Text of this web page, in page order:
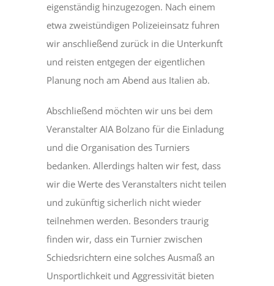
eigenständig hinzugezogen. Nach einem
etwa zweistündigen Polizeieinsatz fuhren
wir anschließend zurück in die Unterkunft
und reisten entgegen der eigentlichen
Planung noch am Abend aus Italien ab.
Abschließend möchten wir uns bei dem
Veranstalter AIA Bolzano für die Einladung
und die Organisation des Turniers
bedanken. Allerdings halten wir fest, dass
wir die Werte des Veranstalters nicht teilen
und zukünftig sicherlich nicht wieder
teilnehmen werden. Besonders traurig
finden wir, dass ein Turnier zwischen
Schiedsrichtern eine solches Ausmaß an
Unsportlichkeit und Aggressivität bieten